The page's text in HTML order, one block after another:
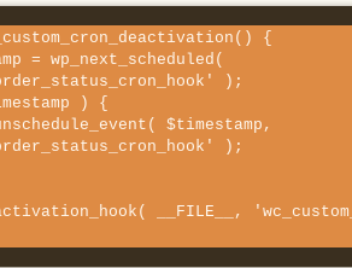
{
);
);
__FILE__,